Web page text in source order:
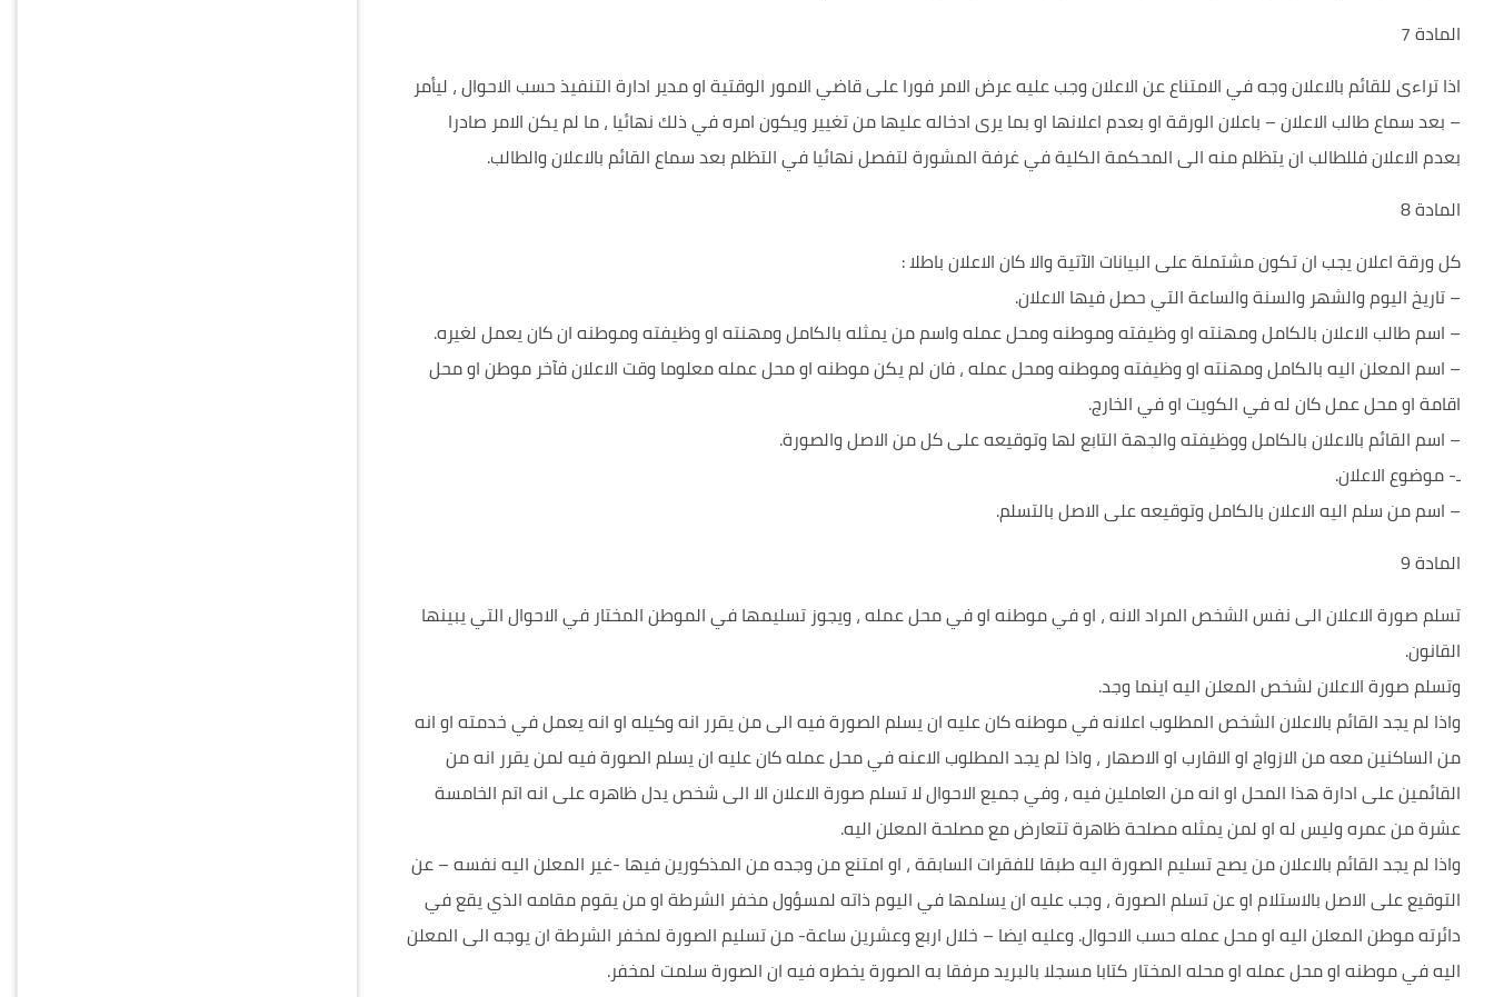
المادة 7
اذا تراءى للقائم بالاعلان وجه في الامتناع عن الاعلان وجب عليه عرض الامر فورا على قاضي الامور الوقتية او مدير ادارة التنفيذ حسب الاحوال ، ليأمر
– بعد سماع طالب الاعلان – باعلان الورقة او بعدم اعلانها او بما يرى ادخاله عليها من تغيير ويكون امره في ذلك نهائيا ، ما لم يكن الامر صادرا
بعدم الاعلان فللطالب ان يتظلم منه الى المحكمة الكلية في غرفة المشورة لتفصل نهائيا في التظلم بعد سماع القائم بالاعلان والطالب.
المادة 8
كل ورقة اعلان يجب ان تكون مشتملة على البيانات الآتية والا كان الاعلان باطلا :
– تاريخ اليوم والشهر والسنة والساعة التي حصل فيها الاعلان.
– اسم طالب الاعلان بالكامل ومهنته او وظيفته وموطنه ومحل عمله واسم من يمثله بالكامل ومهنته او وظيفته وموطنه ان كان يعمل لغيره.
– اسم المعلن اليه بالكامل ومهنته او وظيفته وموطنه ومحل عمله ، فان لم يكن موطنه او محل عمله معلوما وقت الاعلان فآخر موطن او محل
اقامة او محل عمل كان له في الكويت او في الخارج.
– اسم القائم بالاعلان بالكامل ووظيفته والجهة التابع لها وتوقيعه على كل من الاصل والصورة.
ـ- موضوع الاعلان.
– اسم من سلم اليه الاعلان بالكامل وتوقيعه على الاصل بالتسلم.
المادة 9
تسلم صورة الاعلان الى نفس الشخص المراد الانه ، او في موطنه او في محل عمله ، ويجوز تسليمها في الموطن المختار في الاحوال التي يبينها
القانون.
وتسلم صورة الاعلان لشخص المعلن اليه اينما وجد.
واذا لم يجد القائم بالاعلان الشخص المطلوب اعلانه في موطنه كان عليه ان يسلم الصورة فيه الى من يقرر انه وكيله او انه يعمل في خدمته او انه
من الساكنين معه من الازواج او الاقارب او الاصهار ، واذا لم يجد المطلوب الاعنه في محل عمله كان عليه ان يسلم الصورة فيه لمن يقرر انه من
القائمين على ادارة هذا المحل او انه من العاملين فيه ، وفي جميع الاحوال لا تسلم صورة الاعلان الا الى شخص يدل ظاهره على انه اتم الخامسة
عشرة من عمره وليس له او لمن يمثله مصلحة ظاهرة تتعارض مع مصلحة المعلن اليه.
واذا لم يجد القائم بالاعلان من يصح تسليم الصورة اليه طبقا للفقرات السابقة ، او امتنع من وجده من المذكورين فيها -غير المعلن اليه نفسه – عن
التوقيع على الاصل بالاستلام او عن تسلم الصورة ، وجب عليه ان يسلمها في اليوم ذاته لمسؤول مخفر الشرطة او من يقوم مقامه الذي يقع في
دائرته موطن المعلن اليه او محل عمله حسب الاحوال. وعليه ايضا – خلال اربع وعشرين ساعة- من تسليم الصورة لمخفر الشرطة ان يوجه الى المعلن
اليه في موطنه او محل عمله او محله المختار كتابا مسجلا بالبريد مرفقا به الصورة يخطره فيه ان الصورة سلمت لمخفر.